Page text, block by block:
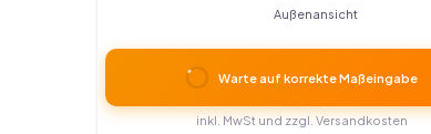
Außenansicht
Warte auf korrekte Maßeingabe
inkl. MwSt und zzgl. Versandkosten